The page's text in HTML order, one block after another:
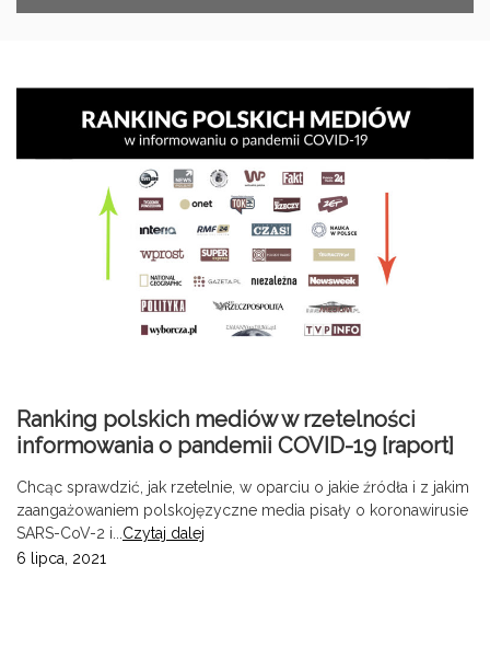
Ranking polskich mediów w rzetelności
informowania o pandemii COVID-19 [raport]
Chcąc sprawdzić, jak rzetelnie, w oparciu o jakie źródła i z jakim
zaangażowaniem polskojęzyczne media pisały o koronawirusie
SARS-CoV-2 i...Czytaj dalej
6 lipca, 2021